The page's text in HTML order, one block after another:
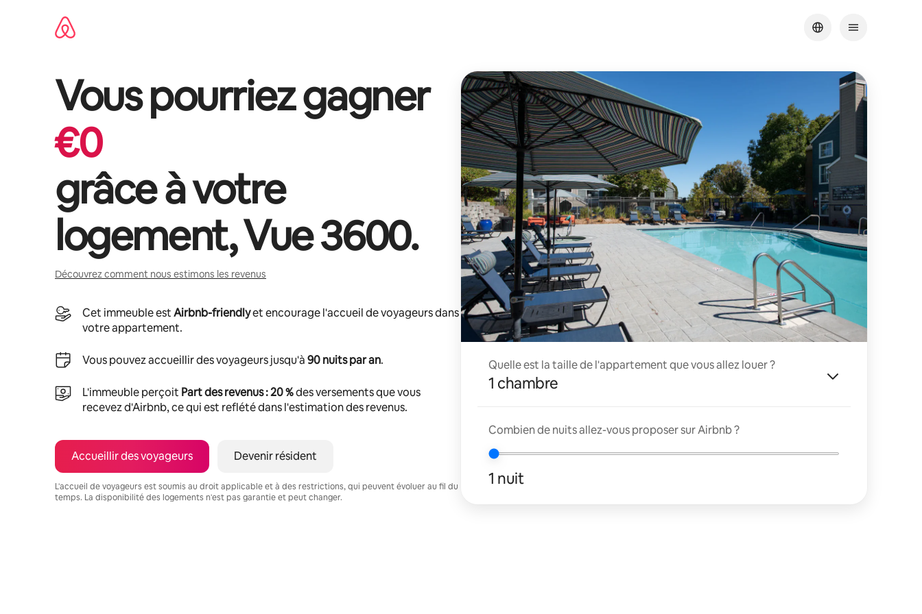
Vous pourriez gagner
€0
grâce à votre
logement,Vue 3600.
Découvrez comment nous estimons les revenus
Cet immeuble estAirbnb-friendlyet encourage l'accueil de voyageurs dans
votre appartement.
Vous pouvez accueillir des voyageurs jusqu'à90 nuits par an.
L'immeuble perçoit Part des revenus : 20 %des versements que vous
recevez d'Airbnb, ce qui est reflété dans l'estimation des revenus.
Accueillir des voyageurs Devenir résident
L'accueil de voyageurs est soumis au droit applicable et à des restrictions, qui peuvent évoluer au fil du
temps. La disponibilité des logements n'est pas garantie et peut changer.
Quelle est la taille de l'appartement que vous allez louer ?
1 chambre
Combien de nuits allez-vous proposer sur Airbnb ?
1 nuit